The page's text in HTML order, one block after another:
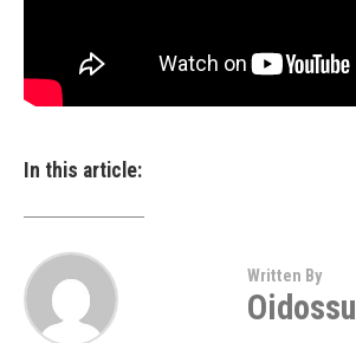
In this article:
Written By